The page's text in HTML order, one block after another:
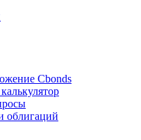
Cbonds
облигаций